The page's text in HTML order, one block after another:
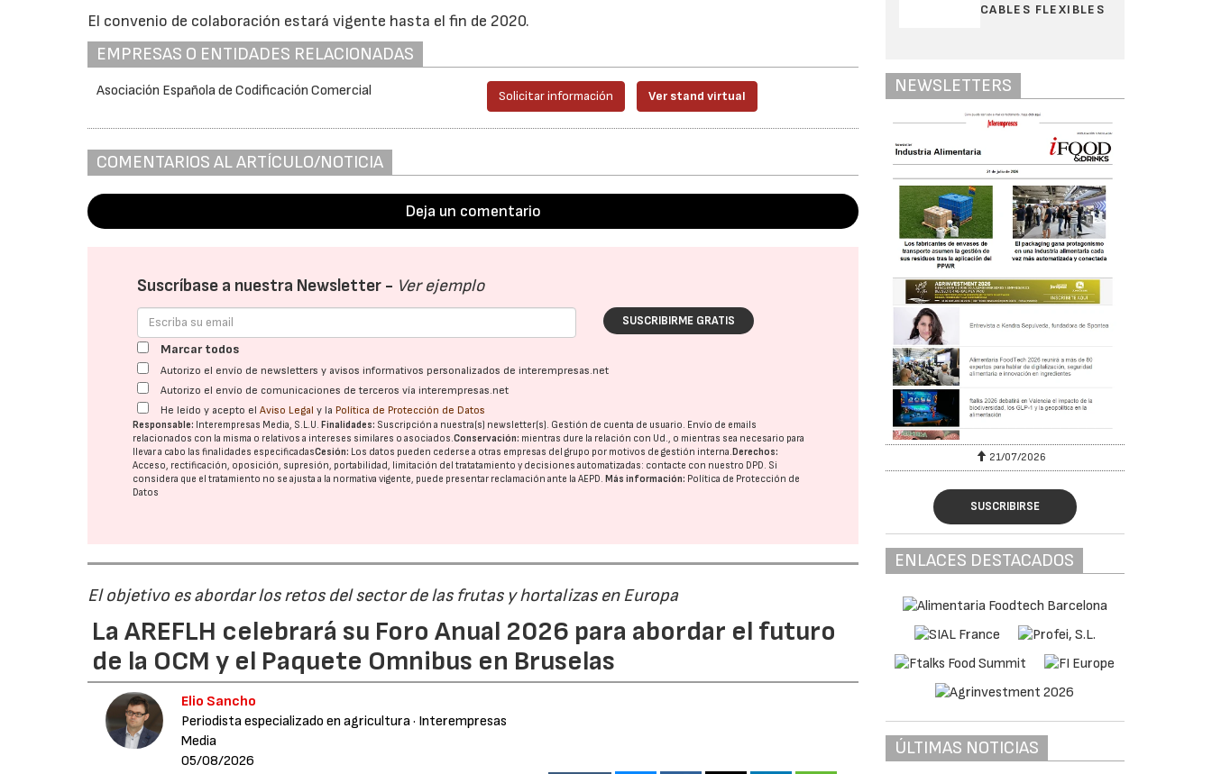
El convenio de colaboración estará vigente hasta el fin de 2020.
EMPRESAS O ENTIDADES RELACIONADAS
Asociación Española de Codificación Comercial Solicitar información Ver stand virtual
COMENTARIOS AL ARTÍCULO/NOTICIA
Deja un comentario
Suscríbase a nuestra Newsletter - Ver ejemplo
SUSCRIBIRME GRATIS
Marcar todos
Autorizo el envío de newsletters y avisos informativos personalizados de interempresas.net
Autorizo el envío de comunicaciones de terceros vía interempresas.net
He leído y acepto elAviso Legal y la Política de Protección de Datos
Responsable: Interempresas Media, S.L.U.Finalidades: Suscripción a nuestra(s) newsletter(s). Gestión de cuenta de usuario. Envío de emails
relacionados con la misma o relativos a intereses similares o asociados.Conservación: mientras dure la relación con Ud., o mientras sea necesario para
llevar a cabo las finalidades especificadasCesión: Los datos pueden cederse a otras empresas del grupo por motivos de gestión interna.Derechos:
Acceso, rectificación, oposición, supresión, portabilidad, limitación del tratatamiento y decisiones automatizadas: contacte con nuestro DPD. Si
considera que el tratamiento no se ajusta a la normativa vigente, puede presentar reclamación ante laAEPD.Más información: Política de Protección de
Datos
El objetivo es abordar los retos del sector de las frutas y hortalizas en Europa
La AREFLH celebrará su Foro Anual 2026 para abordar el futuro
de la OCM y el Paquete Omnibus en Bruselas
Elio Sancho
Periodista especializado en agricultura· Interempresas
Media
05/08/2026
CABLES FLEXIBLES
NEWSLETTERS
21/07/2026 28/07/2026 21/07/2026
SUSCRIBIRSE
ENLACES DESTACADOS
ÚLTIMAS NOTICIAS